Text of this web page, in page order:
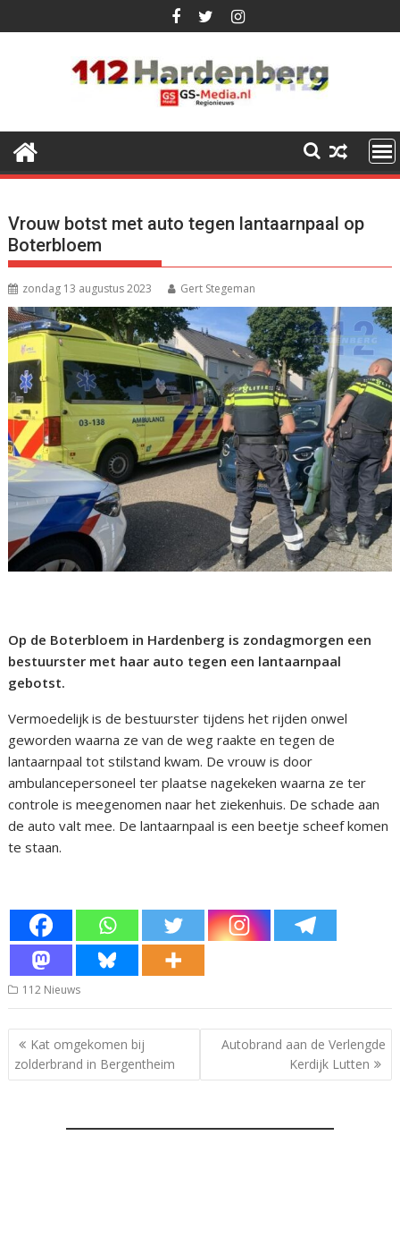
naar
Vrouw botst met auto tegen lantaarnpaal op
Boterbloem
zondag 13 augustus 2023 Gert Stegeman
Op de Boterbloem in Hardenberg is zondagmorgen een
bestuurster met haar auto tegen een lantaarnpaal
gebotst.
Vermoedelijk is de bestuurster tijdens het rijden onwel
geworden waarna ze van de weg raakte en tegen de
lantaarnpaal tot stilstand kwam. De vrouw is door
ambulancepersoneel ter plaatse nagekeken waarna ze ter
controle is meegenomen naar het ziekenhuis. De schade aan
de auto valt mee. De lantaarnpaal is een beetje scheef komen
te staan.
112 Nieuws
Bericht
navigatie
Kat omgekomen bij
zolderbrand in Bergentheim
Autobrand aan de Verlengde
Kerdijk Lutten